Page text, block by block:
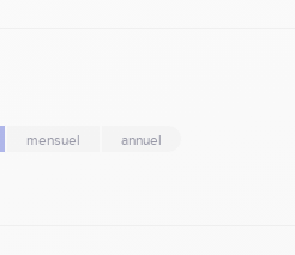
mensuel annuel